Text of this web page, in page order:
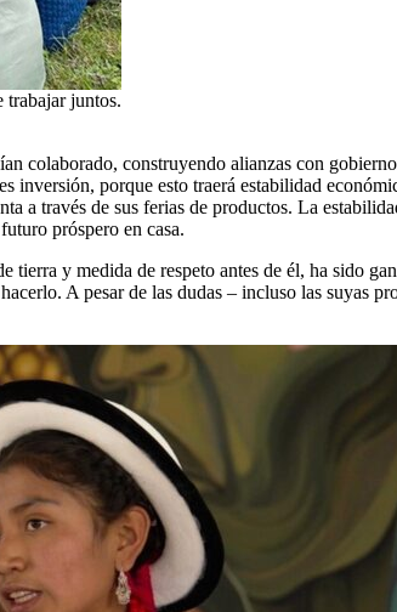
trabajar juntos.
colaborado, construyendo alianzas con
porque esto traerá estabilidad
través de sus ferias de productos. La
próspero en casa.
y medida de respeto antes de él, ha sido
A pesar de las dudas – incluso las suyas